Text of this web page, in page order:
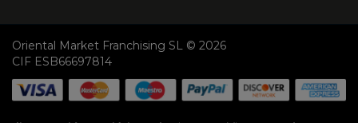
Oriental Market Franchising SL © 2026
CIF ESB66697814